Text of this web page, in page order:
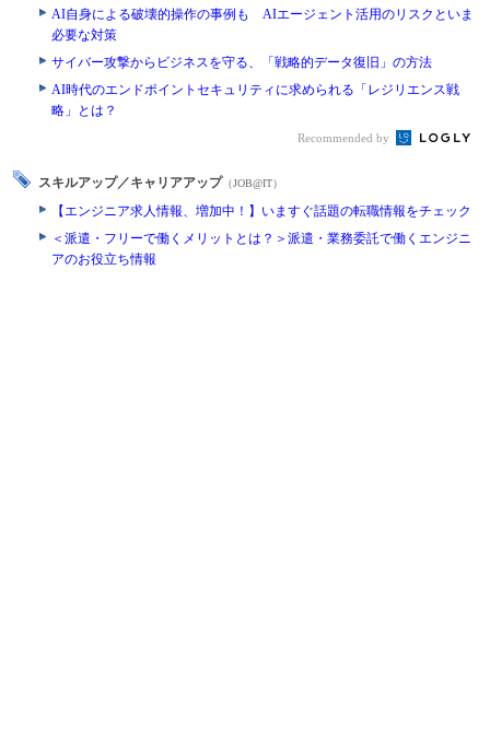
AI自身による破壊的操作の事例も AIエージェント活用のリスクといま
必要な対策
サイバー攻撃からビジネスを守る、「戦略的データ復旧」の方法
AI時代のエンドポイントセキュリティに求められる「レジリエンス戦
略」とは？
Recommended by
スキルアップ／キャリアアップ （JOB@IT）
【エンジニア求人情報、増加中！】いますぐ話題の転職情報をチェック
＜派遣・フリーで働くメリットとは？＞派遣・業務委託で働くエンジニ
アのお役立ち情報